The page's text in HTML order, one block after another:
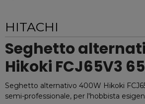
HITACHI
Seghetto
Hikoki FCJ65V3
Seghetto alternativo 400W Hikoki
semi-professionale, per l'hobbista